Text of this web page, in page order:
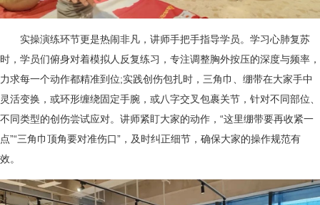
实操演练环节更是热闹非凡，讲师手把手指导学员。学习心肺复苏
时，学员们俯身对着模拟人反复练习，专注调整胸外按压的深度与频率，
力求每一个动作都精准到位;实践创伤包扎时，三角巾、绷带在大家手中
灵活变换，或环形缠绕固定手腕，或八字交叉包裹关节，针对不同部位、
不同类型的创伤尝试应对。讲师紧盯大家的动作，“这里绷带要再收紧一
点”“三角巾顶角要对准伤口”，及时纠正细节，确保大家的操作规范有
效。